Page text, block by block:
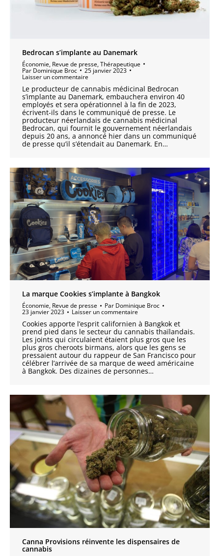
Bedrocan s’implante au Danemark
Économie, Revue de presse,Thérapeutique
Par Dominique Broc 25 janvier 2023
Laisser un commentaire
Le producteur de cannabis médicinal Bedrocan
s’implante au Danemark, embauchera environ 40
employés et sera opérationnel à la fin de 2023,
écrivent-ils dans le communiqué de presse. Le
producteur néerlandais de cannabis médicinal
Bedrocan, qui fournit le gouvernement néerlandais
depuis 20 ans, a annoncé hier dans un communiqué
de presse qu’il s’étendait au Danemark. En…
La marque Cookies s’implante à Bangkok
Économie, Revue de presse Par Dominique Broc
23 janvier 2023 Laisser un commentaire
Cookies apporte l’esprit californien à Bangkok et
prend pied dans le secteur du cannabis thaïlandais.
Les joints qui circulaient étaient plus gros que les
plus gros cheroots birmans, alors que les gens se
pressaient autour du rappeur de San Francisco pour
célébrer l’arrivée de sa marque de weed américaine
à Bangkok. Des dizaines de personnes…
Canna Provisions réinvente les dispensaires de
cannabis